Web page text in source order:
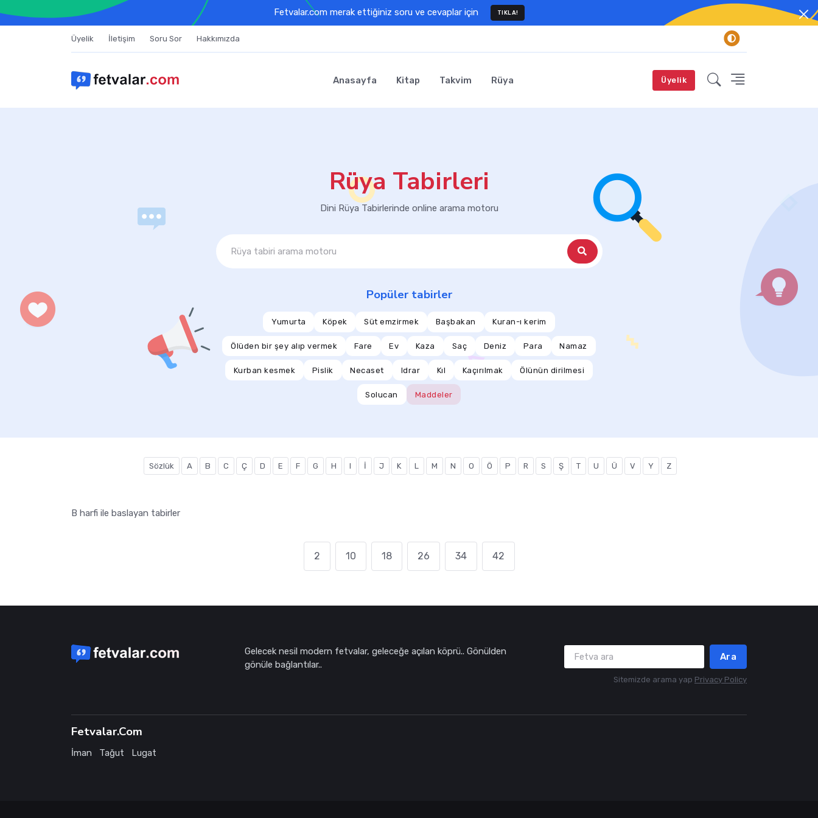
Fetvalar.com merak ettiğiniz soru ve cevaplar için TIKLA!
Üyelik İletişim Soru Sor Hakkımızda
Anasayfa Kitap Takvim Rüya Üyelik
Rüya Tabirleri
Dini Rüya Tabirlerinde online arama motoru
Popüler tabirler
Yumurta Köpek Süt emzirmek Başbakan Kuran-ı kerim
Ölüden bir şey alıp vermek Fare Ev Kaza Saç Deniz Para Namaz
Kurban kesmek Pislik Necaset Idrar Kıl Kaçırılmak Ölünün dirilmesi
Solucan Maddeler
Sözlük A B C Ç D E F G H I İ J K L M N O Ö P R S Ş T U Ü V Y Z
B harfi ile baslayan tabirler
2 10 18 26 34 42
Gelecek nesil modern fetvalar, geleceğe açılan köprü.. Gönülden
gönüle bağlantılar..
Ara
Sitemizde arama yap Privacy Policy
Fetvalar.Com
İman Tağut Lugat